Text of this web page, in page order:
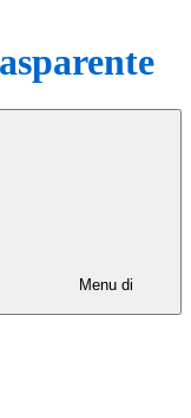
Menu di